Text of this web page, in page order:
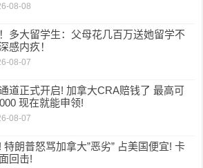
08-08
多大留学生：父母花几百万送她留学不
感内疚！
08-07
道正式开启! 加拿大CRA赔钱了 最高可
现在就能申领!
08-07
特朗普怒骂加拿大”恶劣” 占美国便宜! 卡
回击!